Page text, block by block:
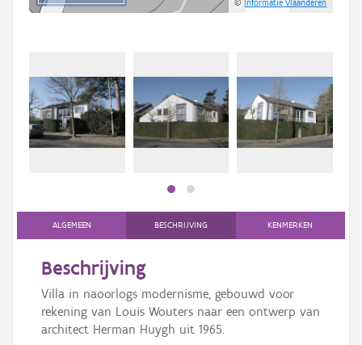
©Informatie Vlaanderen
ALGEMEEN BESCHRIJVING KENMERKEN
Beschrijving
Villa in naoorlogs modernisme, gebouwd voor
rekening van Louis Wouters naar een ontwerp van
architect Herman Huygh uit 1965.